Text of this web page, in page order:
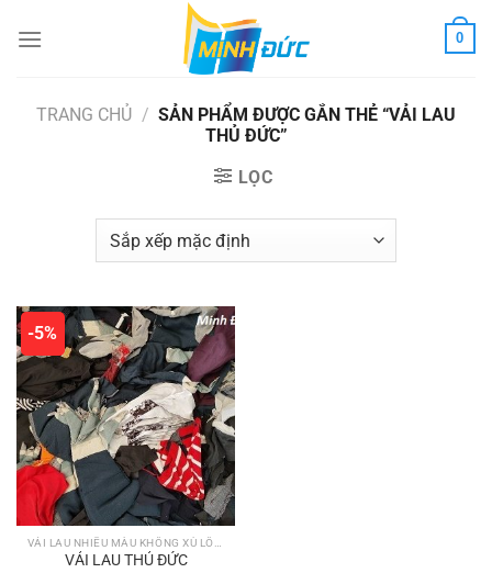
đến
0
TRANG CHỦ / SẢN PHẨM ĐƯỢC GẮN THẺ “VẢI LAU
THỦ ĐỨC”
LỌC
-5%
VẢI LAU THỦ ĐỨC